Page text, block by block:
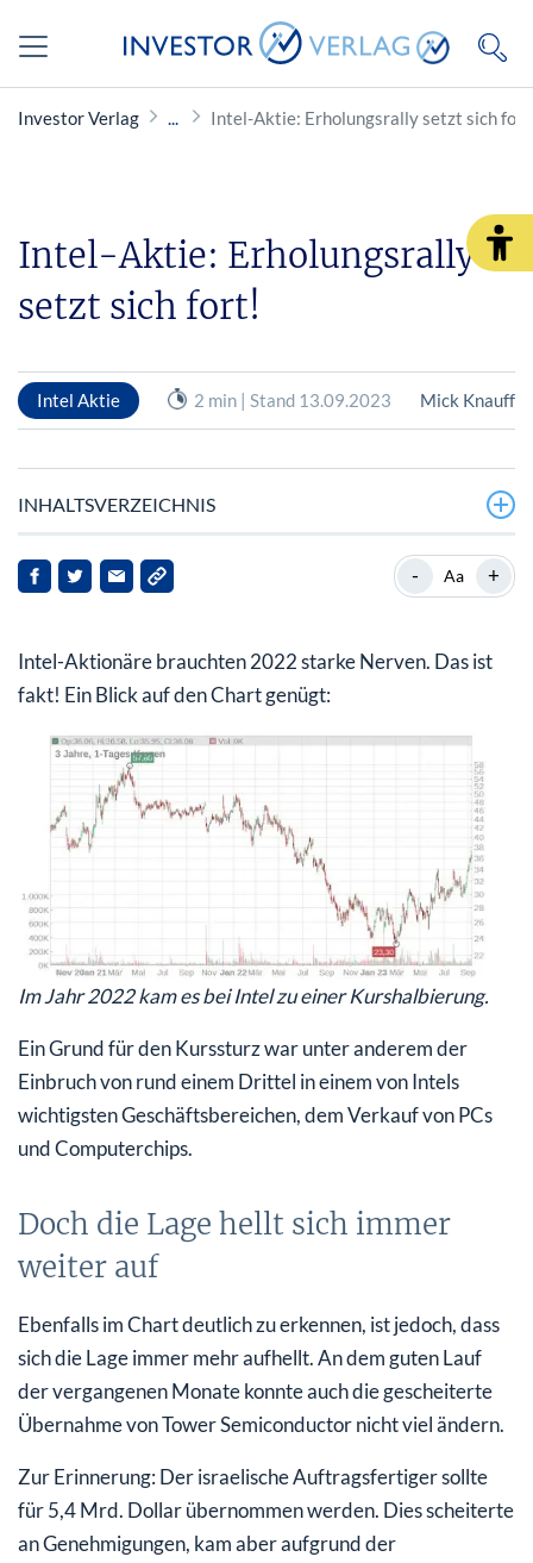
Investor Verlag Intel-Aktie: Erholungsrally setzt sich
Intel-Aktie: Erholungsrally
setzt sich fort!
Intel Aktie 2 min | Stand 13.09.2023 Mick Knauff
INHALTSVERZEICHNIS
Doch die Lage hellt sich immer weiter auf
Intel-CEO optimistisch
Intakte Comeback-Story
- Aa +
Intel-Aktionäre brauchten 2022 starke Nerven. Das ist
fakt! Ein Blick auf den Chart genügt:
Im Jahr 2022 kam es bei Intel zu einer Kurshalbierung.
Ein Grund für den Kurssturz war unter anderem der
Einbruch von rund einem Drittel in einem von Intels
wichtigsten Geschäftsbereichen, dem Verkauf von PCs
und Computerchips.
Doch die Lage hellt sich immer
weiter auf
Ebenfalls im Chart deutlich zu erkennen, ist jedoch, dass
sich die Lage immer mehr aufhellt. An dem guten Lauf
der vergangenen Monate konnte auch die gescheiterte
Übernahme von Tower Semiconductor nicht viel ändern.
Zur Erinnerung: Der israelische Auftragsfertiger sollte
für 5,4 Mrd. Dollar übernommen werden. Dies scheiterte
an Genehmigungen, kam aber aufgrund der